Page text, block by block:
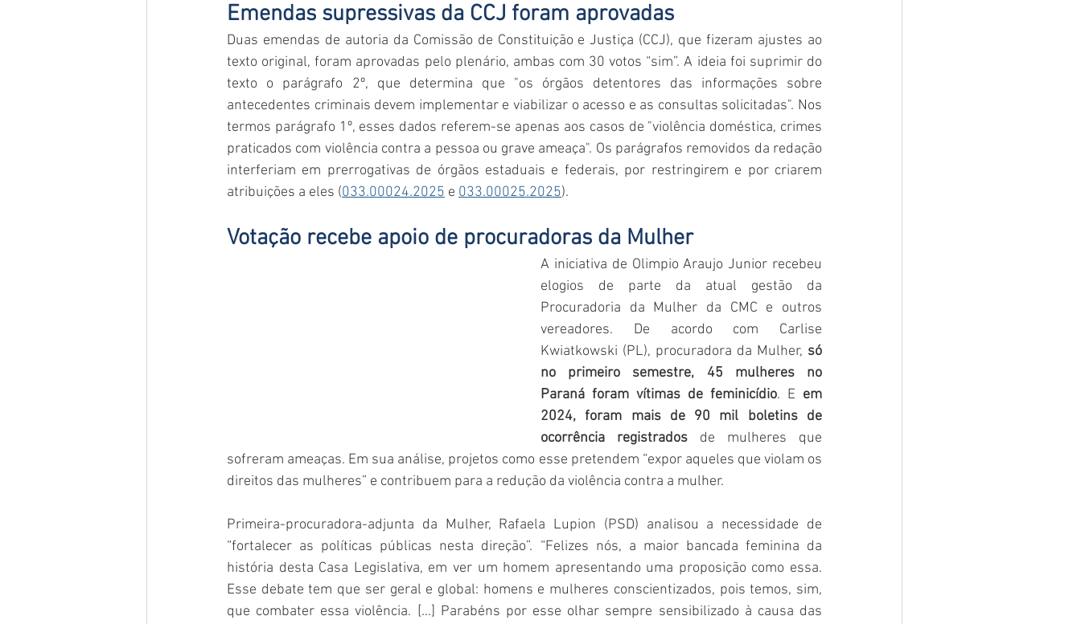
Emendas supressivas da CCJ foram aprovadas
Duas emendas de autoria da Comissão de Constituição e Justiça (CCJ), que fizeram ajustes ao
texto original, foram aprovadas pelo plenário, ambas com 30 votos “sim”. A ideia foi suprimir do
texto o parágrafo 2º, que determina que "os órgãos detentores das informações sobre
antecedentes criminais devem implementar e viabilizar o acesso e as consultas solicitadas". Nos
termos parágrafo 1º, esses dados referem-se apenas aos casos de "violência doméstica, crimes
praticados com violência contra a pessoa ou grave ameaça". Os parágrafos removidos da redação
interferiam em prerrogativas de órgãos estaduais e federais, por restringirem e por criarem
atribuições a eles (033.00024.2025 e 033.00025.2025).
Votação recebe apoio de procuradoras da Mulher
A iniciativa de Olimpio Araujo Junior recebeu
elogios de parte da atual gestão da
Procuradoria da Mulher da CMC e outros
vereadores. De acordo com Carlise
Kwiatkowski (PL), procuradora da Mulher, só
no primeiro semestre, 45 mulheres no
Paraná foram vítimas de feminicídio. E em
2024, foram mais de 90 mil boletins de
ocorrência registrados de mulheres que
sofreram ameaças. Em sua análise, projetos como esse pretendem “expor aqueles que violam os
direitos das mulheres” e contribuem para a redução da violência contra a mulher.
Primeira-procuradora-adjunta da Mulher, Rafaela Lupion (PSD) analisou a necessidade de
“fortalecer as políticas públicas nesta direção”. “Felizes nós, a maior bancada feminina da
história desta Casa Legislativa, em ver um homem apresentando uma proposição como essa.
Esse debate tem que ser geral e global: homens e mulheres conscientizados, pois temos, sim,
que combater essa violência. [...] Parabéns por esse olhar sempre sensibilizado à causa das